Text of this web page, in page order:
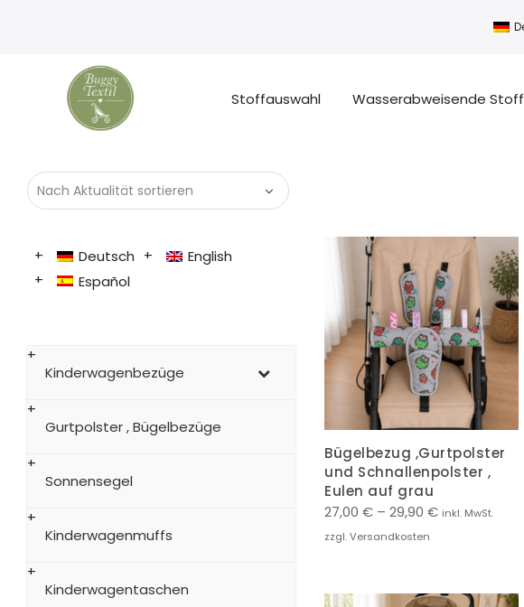
Stoffauswahl Wasserabweisende
Bügelbezug ,Gurtpolster
und Schnallenpolster ,
Eulen auf grau
27,00 € – 29,90 € inkl. MwSt.
zzgl. Versandkosten
Deutsch
English
Español
Kinderwagenbezüge
Gurtpolster , Bügelbezüge
Sonnensegel
Kinderwagenmuffs
Kinderwagentaschen